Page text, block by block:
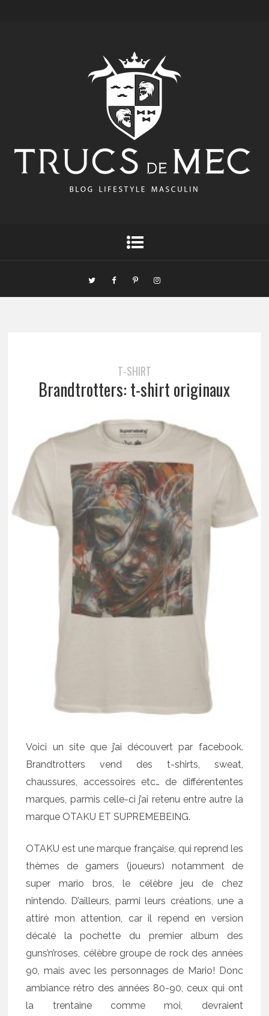
T-SHIRT
Brandtrotters: t-shirt originaux
Voici un site que j’ai découvert par facebook.
Brandtrotters vend des t-shirts, sweat,
chaussures, accessoires etc… de différententes
marques, parmis celle-ci j’ai retenu entre autre la
marque OTAKU ET SUPREMEBEING.
OTAKU est une marque française, qui reprend les
thèmes de gamers (joueurs) notamment de
super mario bros, le célèbre jeu de chez
nintendo. D’ailleurs, parmi leurs créations, une a
attiré mon attention, car il repend en version
décalé la pochette du premier album des
guns’n’roses, célèbre groupe de rock des années
90, mais avec les personnages de Mario! Donc
ambiance rétro des années 80-90, ceux qui ont
la trentaine comme moi, devraient